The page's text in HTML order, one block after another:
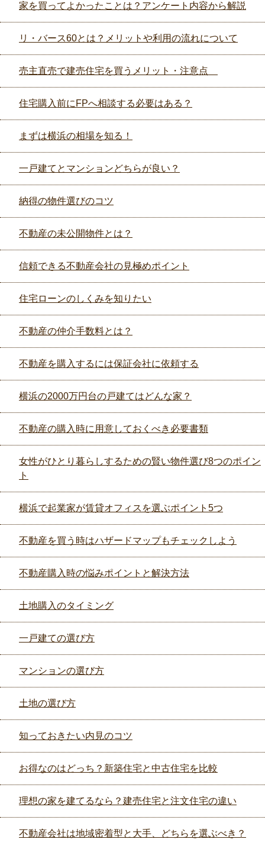
家を買ってよかったことは？アンケート内容から解説
リ・バース60とは？メリットや利用の流れについて
売主直売で建売住宅を買うメリット・注意点
住宅購入前にFPへ相談する必要はある？
まずは横浜の相場を知る！
一戸建てとマンションどちらが良い？
納得の物件選びのコツ
不動産の未公開物件とは？
信頼できる不動産会社の見極めポイント
住宅ローンのしくみを知りたい
不動産の仲介手数料とは？
不動産を購入するには保証会社に依頼する
横浜の2000万円台の戸建てはどんな家？
不動産の購入時に用意しておくべき必要書類
女性がひとり暮らしするための賢い物件選び8つのポイン
ト
横浜で起業家が賃貸オフィスを選ぶポイント5つ
不動産を買う時はハザードマップもチェックしよう
不動産購入時の悩みポイントと解決方法
土地購入のタイミング
一戸建ての選び方
マンションの選び方
土地の選び方
知っておきたい内見のコツ
お得なのはどっち？新築住宅と中古住宅を比較
理想の家を建てるなら？建売住宅と注文住宅の違い
不動産会社は地域密着型と大手、どちらを選ぶべき？